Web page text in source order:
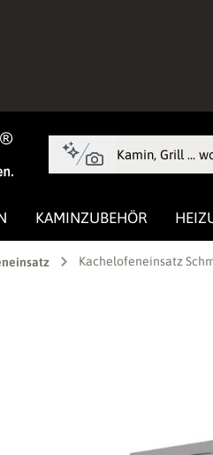
springen
KAMINZUBEHÖR
Kachelofeneinsatz